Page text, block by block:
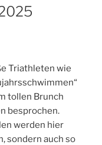
Triathleten wie
tollen Brunch
besprochen.
werden hier
sondern auch so